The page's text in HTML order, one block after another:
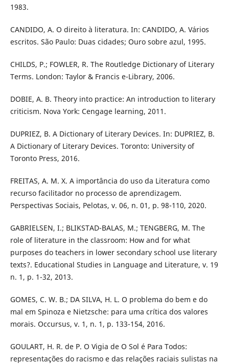
1983.
CANDIDO, A. O direito à literatura. In: CANDIDO, A. Vários
escritos. São Paulo: Duas cidades; Ouro sobre azul, 1995.
CHILDS, P.; FOWLER, R. The Routledge Dictionary of Literary
Terms. London: Taylor & Francis e-Library, 2006.
DOBIE, A. B. Theory into practice: An introduction to literary
criticism. Nova York: Cengage learning, 2011.
DUPRIEZ, B. A Dictionary of Literary Devices. In: DUPRIEZ, B.
A Dictionary of Literary Devices. Toronto: University of
Toronto Press, 2016.
FREITAS, A. M. X. A importância do uso da Literatura como
recurso facilitador no processo de aprendizagem.
Perspectivas Sociais, Pelotas, v. 06, n. 01, p. 98-110, 2020.
GABRIELSEN, I.; BLIKSTAD-BALAS, M.; TENGBERG, M. The
role of literature in the classroom: How and for what
purposes do teachers in lower secondary school use literary
texts?. Educational Studies in Language and Literature, v. 19
n. 1, p. 1-32, 2013.
GOMES, C. W. B.; DA SILVA, H. L. O problema do bem e do
mal em Spinoza e Nietzsche: para uma crítica dos valores
morais. Occursus, v. 1, n. 1, p. 133-154, 2016.
GOULART, H. R. de P. O Vigia de O Sol é Para Todos:
representações do racismo e das relações raciais sulistas na